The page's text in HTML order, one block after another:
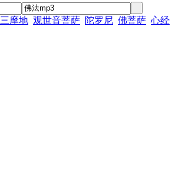
三摩地 观世音菩萨 陀罗尼 佛菩萨 心经